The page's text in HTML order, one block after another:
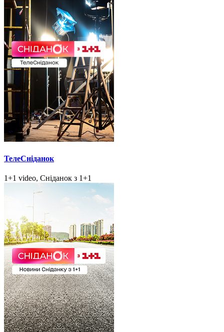
ТелеСніданок
1+1 video, Сніданок з 1+1